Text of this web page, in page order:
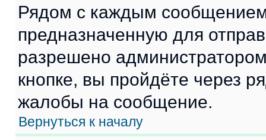
Рядом с каждым сообщением
предназначенную для
разрешено
кнопке, вы пройдёте через
жалобы на сообщение.
Вернуться к началу